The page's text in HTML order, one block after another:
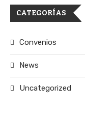
CATEGORÍAS
Convenios
News
Uncategorized